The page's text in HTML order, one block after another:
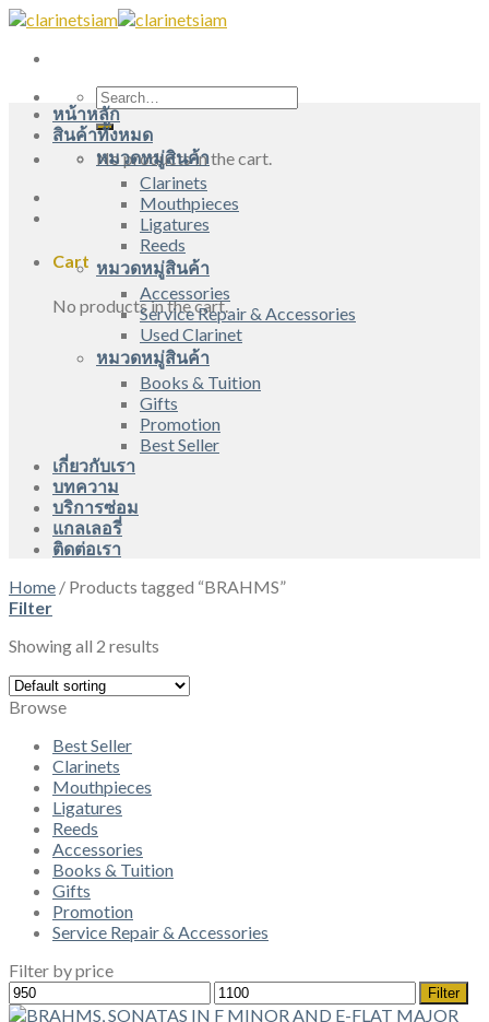
Skip
content
Search
for:
No products in the cart.
Cart
No products in the cart.
หน้าหลัก
สินค้าทั้งหมด
หมวดหมู่สินค้า
Clarinets
Mouthpieces
Ligatures
Reeds
หมวดหมู่สินค้า
Accessories
Service Repair & Accessories
Used Clarinet
หมวดหมู่สินค้า
Books & Tuition
Gifts
Promotion
Best Seller
เกี่ยวกับเรา
บทความ
บริการซ่อม
แกลเลอรี่
ติดต่อเรา
Home / Products tagged “BRAHMS”
Filter
Showing all 2 results
Browse
Best Seller
Clarinets
Mouthpieces
Ligatures
Reeds
Accessories
Books & Tuition
Gifts
Promotion
Service Repair & Accessories
Filter by price
Min
price
Max
price
Filter